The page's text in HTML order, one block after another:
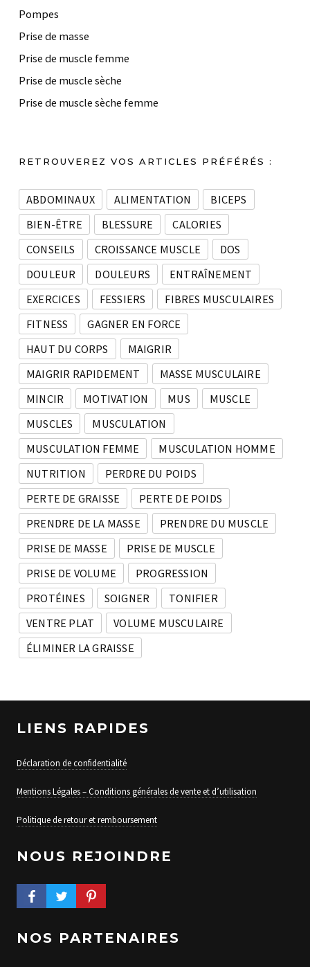
Pompes
Prise de masse
Prise de muscle femme
Prise de muscle sèche
Prise de muscle sèche femme
RETROUVEREZ VOS ARTICLES PRÉFÉRÉS :
ABDOMINAUX ALIMENTATION
BICEPS
BIEN-ÊTRE
BLESSURE
CALORIES
CONSEILS
CROISSANCE MUSCLE
DOS
DOULEUR
DOULEURS
ENTRAÎNEMENT
EXERCICES
FESSIERS
FIBRES MUSCULAIRES
FITNESS
GAGNER EN FORCE
HAUT DU CORPS
MAIGRIR
MAIGRIR RAPIDEMENT
MASSE MUSCULAIRE
MINCIR
MOTIVATION MUS
MUSCLE
MUSCLES
MUSCULATION
MUSCULATION FEMME
MUSCULATION HOMME
NUTRITION
PERDRE DU POIDS
PERTE DE GRAISSE
PERTE DE POIDS
PRENDRE DE LA MASSE
PRENDRE DU MUSCLE
PRISE DE MASSE
PRISE DE MUSCLE
PRISE DE VOLUME
PROGRESSION
PROTÉINES
SOIGNER
TONIFIER
VENTRE PLAT
VOLUME MUSCULAIRE
ÉLIMINER LA GRAISSE
LIENS RAPIDES
Déclaration de confidentialité
Mentions Légales – Conditions générales de vente et d’utilisation
Politique de retour et remboursement
NOUS REJOINDRE
FACEBOOK PROFILE
TWITTER PROFILEPINTEREST PROFILE
NOS PARTENAIRES